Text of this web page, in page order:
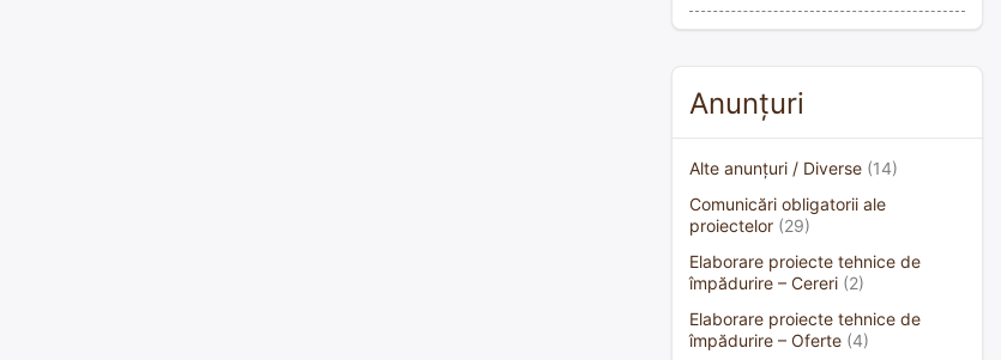
Anunțuri
Alte anunțuri / Diverse (14)
Comunicări obligatorii ale
proiectelor (29)
Elaborare proiecte tehnice de
împădurire – Cereri (2)
Elaborare proiecte tehnice de
împădurire – Oferte (4)